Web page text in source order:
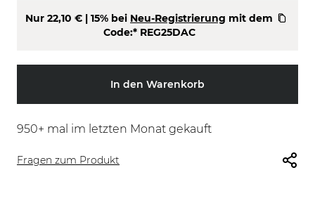
Nur 22,10 € | 15% bei Neu-Registrierung mit dem
Code:* REG25DAC
In den Warenkorb
950+ mal im letzten Monat gekauft
Fragen zum Produkt